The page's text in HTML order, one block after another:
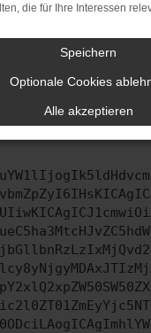
werden.
an den
alle oben genannten
uns bitte. Wir
das Problem zu
Text schicken, um
die für Ihre Interessen
Speichern
Optionale Cookies
Alle akzeptieren